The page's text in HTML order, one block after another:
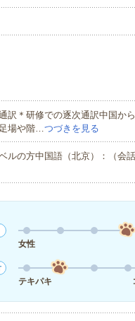
訳＊研修での逐次通訳中国か
場や階…つづきを見る
ルの方中国語（北京）：（会
女性
テキパキ